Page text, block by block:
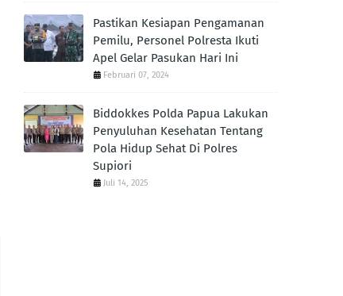
Pastikan Kesiapan Pengamanan
Pemilu, Personel Polresta Ikuti
Apel Gelar Pasukan Hari Ini
Februari 07, 2024
Biddokkes Polda Papua Lakukan
Penyuluhan Kesehatan Tentang
Pola Hidup Sehat Di Polres
Supiori
Juli 14, 2025